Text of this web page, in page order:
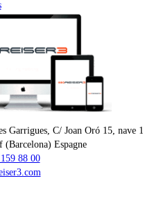
Garrigues, C/ Joan Oró 15, nave 1
(Barcelona) Espagne
88 00